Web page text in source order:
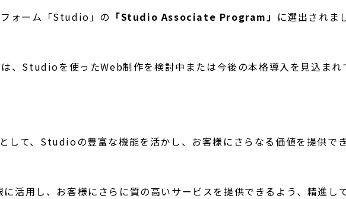
ォーム「Studio」の 「Studio Associate Program」 に選出されま
Studioを使ったWeb制作を検討中または今後の本格導入を見込まれ
して、Studioの豊富な機能を活かし、お客様にさらなる価値を提供で
活用し、お客様にさらに質の高いサービスを提供できるよう、精進し